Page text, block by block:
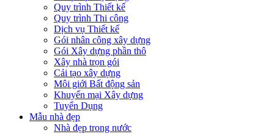
Quy trình Thiết kế
Quy trình Thi công
Dịch vụ Thiết kế
Gói nhân công xây dựng
Gói Xây dựng phần thô
Xây nhà trọn gói
Cải tạo xây dựng
Môi giới Bất động sản
Khuyến mại Xây dựng
Tuyển Dụng
Mẫu nhà đẹp
Nhà đẹp trong nước